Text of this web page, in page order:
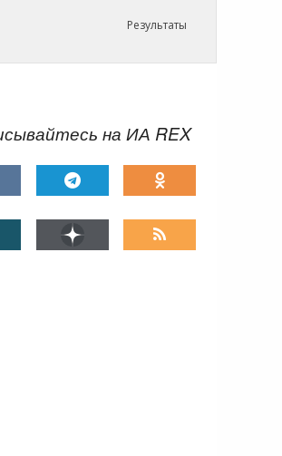
Результаты
на ИА REX